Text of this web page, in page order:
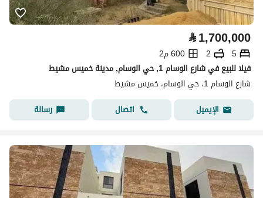
⃁1,700,000
5
2
600 م2
فيلا للبيع في شارع الوسام 1, حي الوسام, مدينة خميس مشيط
شارع الوسام 1، حي الوسام، خميس مشيط
الإيميل
اتصال رسالة